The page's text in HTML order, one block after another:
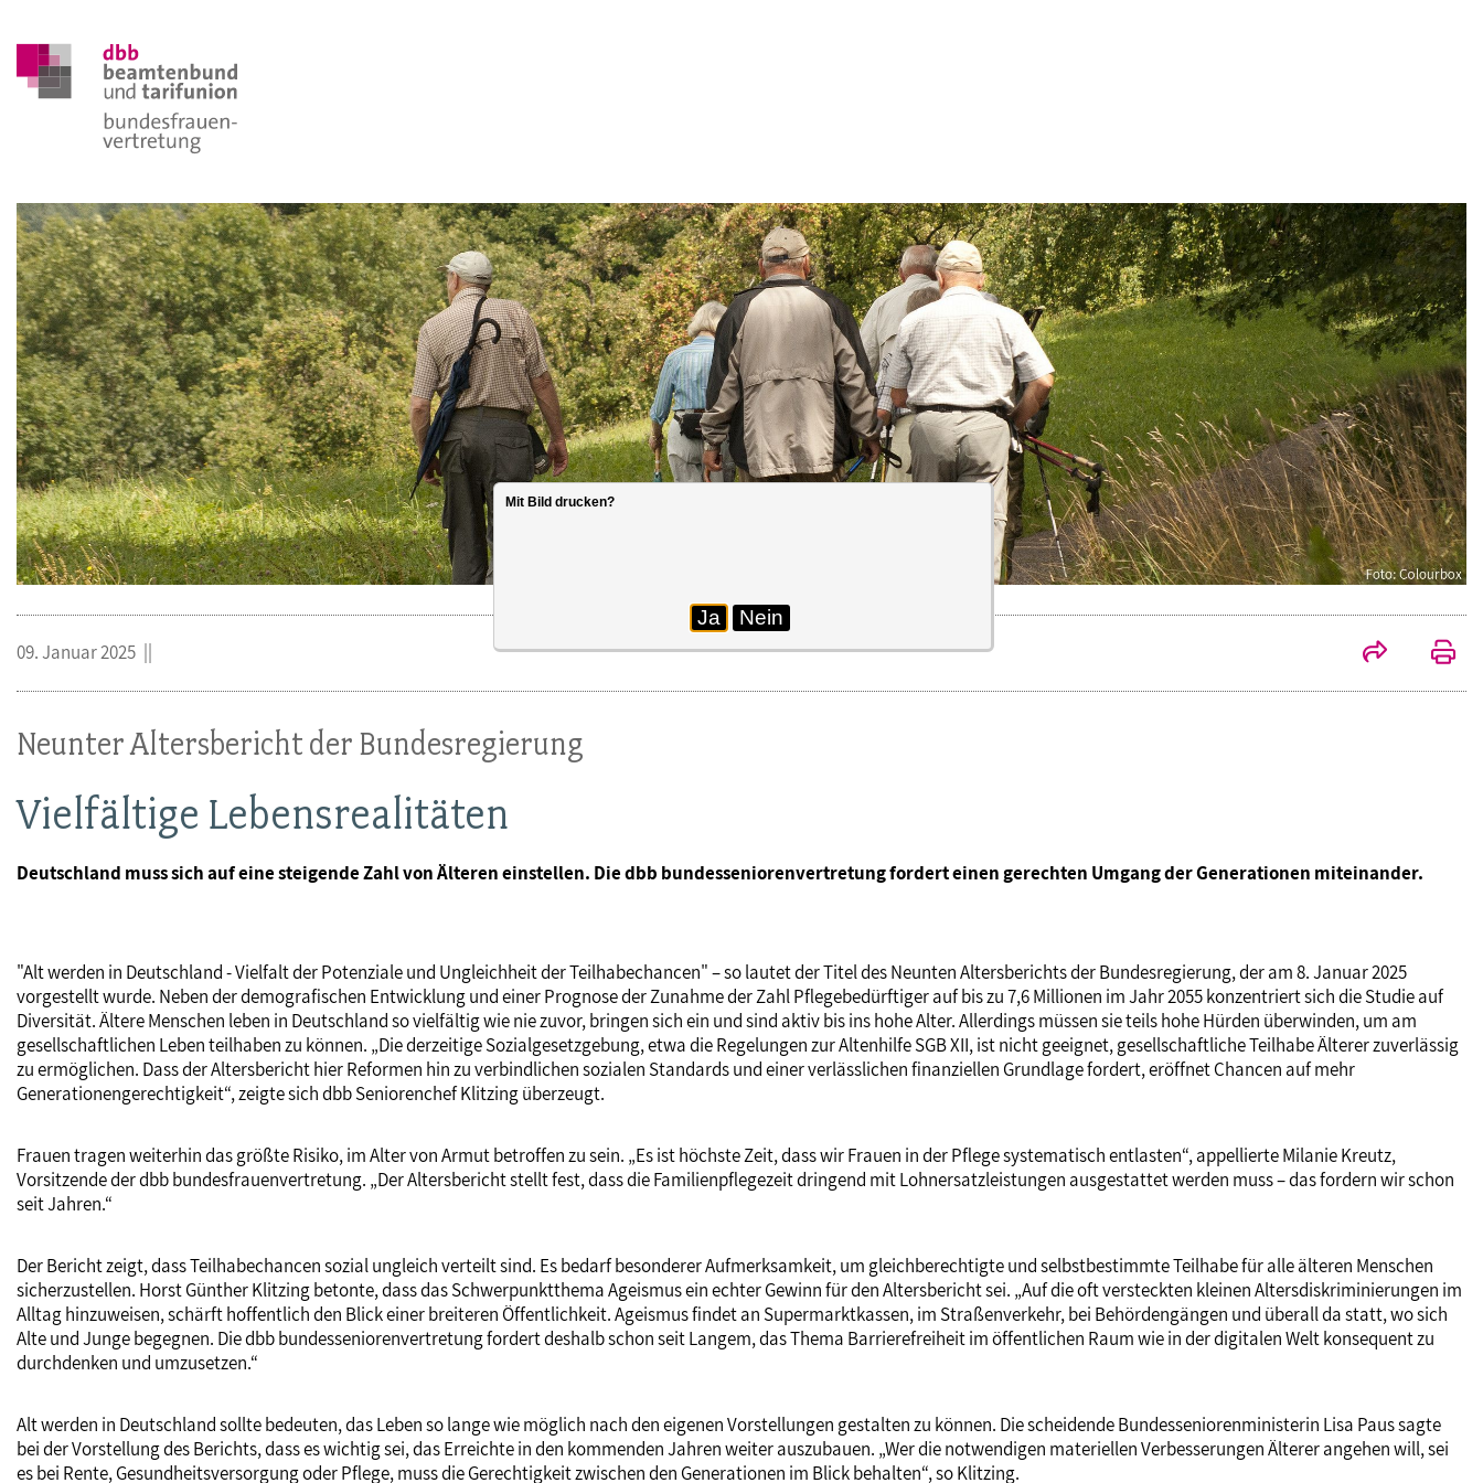
Neunter Altersbericht der Bundesregierung
Vielfältige Lebensrealitäten
Deutschland muss sich auf eine steigende Zahl von Älteren einstellen. Die dbb bundesseniorenvertretung fordert einen gerechten Umgang der Generationen miteinander.
09. Januar 2025
"Alt werden in Deutschland - Vielfalt der Potenziale und Ungleichheit der Teilhabechancen" – so lautet der Titel des Neunten Altersberichts der Bundesregierung, der am 8. Januar 2025
vorgestellt wurde. Neben der demografischen Entwicklung und einer Prognose der Zunahme der Zahl Pflegebedürftiger auf bis zu 7,6 Millionen im Jahr 2055 konzentriert sich die Studie auf
Diversität. Ältere Menschen leben in Deutschland so vielfältig wie nie zuvor, bringen sich ein und sind aktiv bis ins hohe Alter. Allerdings müssen sie teils hohe Hürden überwinden, um am
gesellschaftlichen Leben teilhaben zu können. „Die derzeitige Sozialgesetzgebung, etwa die Regelungen zur Altenhilfe SGB XII, ist nicht geeignet, gesellschaftliche Teilhabe Älterer zuverlässig
zu ermöglichen. Dass der Altersbericht hier Reformen hin zu verbindlichen sozialen Standards und einer verlässlichen finanziellen Grundlage fordert, eröffnet Chancen auf mehr
Generationengerechtigkeit“, zeigte sich dbb Seniorenchef Klitzing überzeugt.
Frauen tragen weiterhin das größte Risiko, im Alter von Armut betroffen zu sein. „Es ist höchste Zeit, dass wir Frauen in der Pflege systematisch entlasten“, appellierte Milanie Kreutz,
Vorsitzende der dbb bundesfrauenvertretung. „Der Altersbericht stellt fest, dass die Familienpflegezeit dringend mit Lohnersatzleistungen ausgestattet werden muss – das fordern wir schon
seit Jahren.“
Der Bericht zeigt, dass Teilhabechancen sozial ungleich verteilt sind. Es bedarf besonderer Aufmerksamkeit, um gleichberechtigte und selbstbestimmte Teilhabe für alle älteren Menschen
sicherzustellen. Horst Günther Klitzing betonte, dass das Schwerpunktthema Ageismus ein echter Gewinn für den Altersbericht sei. „Auf die oft versteckten kleinen Altersdiskriminierungen im
Alltag hinzuweisen, schärft hoffentlich den Blick einer breiteren Öffentlichkeit. Ageismus findet an Supermarktkassen, im Straßenverkehr, bei Behördengängen und überall da statt, wo sich
Alte und Junge begegnen. Die dbb bundesseniorenvertretung fordert deshalb schon seit Langem, das Thema Barrierefreiheit im öffentlichen Raum wie in der digitalen Welt konsequent zu
durchdenken und umzusetzen.“
Alt werden in Deutschland sollte bedeuten, das Leben so lange wie möglich nach den eigenen Vorstellungen gestalten zu können. Die scheidende Bundesseniorenministerin Lisa Paus sagte
bei der Vorstellung des Berichts, dass es wichtig sei, das Erreichte in den kommenden Jahren weiter auszubauen. „Wer die notwendigen materiellen Verbesserungen Älterer angehen will, sei
es bei Rente, Gesundheitsversorgung oder Pflege, muss die Gerechtigkeit zwischen den Generationen im Blick behalten“, so Klitzing.
Mit Bild drucken?
Ja Nein